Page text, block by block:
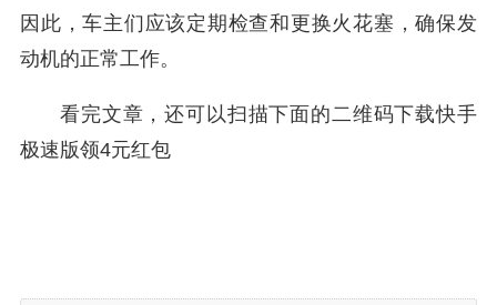
因此，车主们应该定期检查和更换火花塞，确保发
动机的正常工作。
看完文章，还可以扫描下面的二维码下载快手
极速版领4元红包